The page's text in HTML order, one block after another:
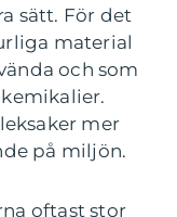
sätt. För det
material
och som
mer
på miljön.
oftast stor